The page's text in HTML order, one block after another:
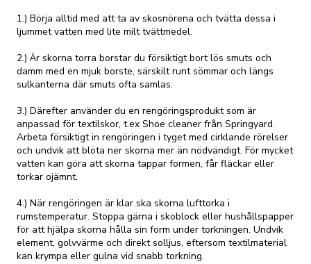
1.) Börja alltid med att ta av skosnörena och tvätta dessa i
ljummet vatten med lite milt tvättmedel.
2.) Är skorna torra borstar du försiktigt bort lös smuts och
damm med en mjuk borste, särskilt runt sömmar och längs
sulkanterna där smuts ofta samlas.
3.) Därefter använder du en rengöringsprodukt som är
anpassad för textilskor, t.ex Shoe cleaner från Springyard.
Arbeta försiktigt in rengöringen i tyget med cirklande rörelser
och undvik att blöta ner skorna mer än nödvändigt. För mycket
vatten kan göra att skorna tappar formen, får fläckar eller
torkar ojämnt.
4.) När rengöringen är klar ska skorna lufttorka i
rumstemperatur. Stoppa gärna i skoblock eller hushållspapper
för att hjälpa skorna hålla sin form under torkningen. Undvik
element, golvvärme och direkt solljus, eftersom textilmaterial
kan krympa eller gulna vid snabb torkning.